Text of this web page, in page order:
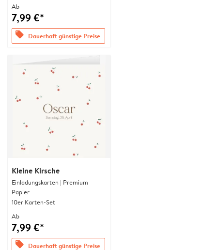
Ab
7,99 €*
offers Dauerhaft günstige Preise
Kleine Kirsche
Einladungskarten | Premium
Papier
10er Karten-Set
Ab
7,99 €*
offers Dauerhaft günstige Preise